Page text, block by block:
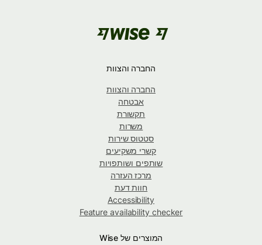
החברה והצוות
החברה והצוות
אבטחה
תקשורת
משרות
סטטוס שירות
קשרי משקיעים
שותפים ושותפויות
מרכז העזרה
חוות דעת
Accessibility
Feature availability checker
המוצרים של Wise